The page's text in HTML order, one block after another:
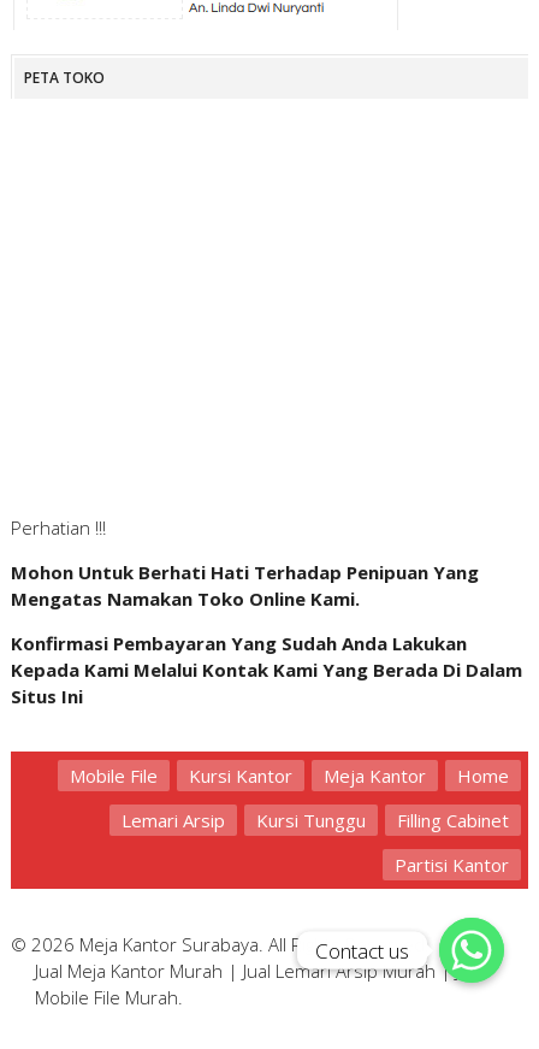
PETA TOKO
Perhatian !!!
Mohon Untuk Berhati Hati Terhadap Penipuan Yang
Mengatas Namakan Toko Online Kami.
Konfirmasi Pembayaran Yang Sudah Anda Lakukan
Kepada Kami Melalui Kontak Kami Yang Berada Di Dalam
Situs Ini
Home
Meja Kantor
Kursi Kantor
Mobile File
Filling Cabinet
Kursi Tunggu
Lemari Arsip
Partisi Kantor
© 2026 Meja Kantor Surabaya. All Rights Reserved.
Jual Meja Kantor Murah | Jual Lemari Arsip Murah |Jual
Mobile File Murah
Contact us
Contact us